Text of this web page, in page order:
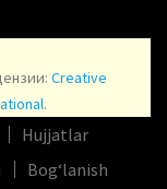
Creative
.
Hujjatlar
Bog‘lanish